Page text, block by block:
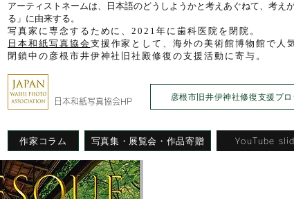
アーティストネームは、日本語のどうしようかと考えあぐねて、考え
る」に由来する。
写真家に専念するために、2021年に歯科医院を閉院。
日本和紙写真協会 支援作家として、海外の美術館博物館で人
​閉鎖中の彦根市井伊神社旧社殿修復の支援活動に寄与。​
日本和紙写真協会HP 彦根市旧井伊神社修復支援プロ
作家コラム 写真集・展覧会・作品寄贈 YouTube